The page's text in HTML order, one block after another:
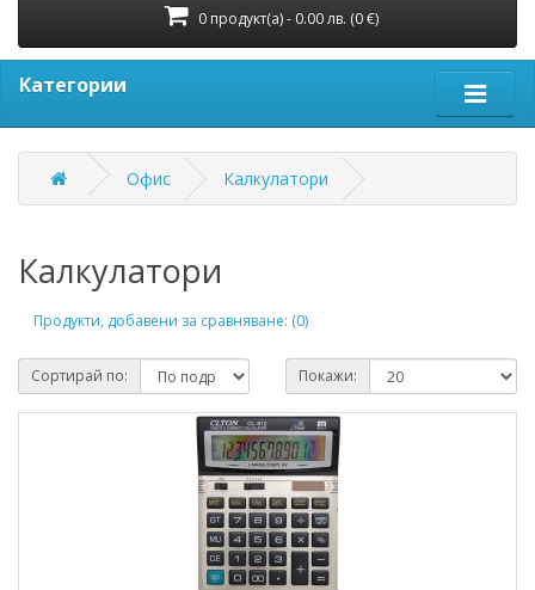
0 продукт(а) - 0.00 лв. (0 €)
Категории
Офис Калкулатори
Калкулатори
Продукти, добавени за сравняване: (0)
Сортирай по: Покажи: